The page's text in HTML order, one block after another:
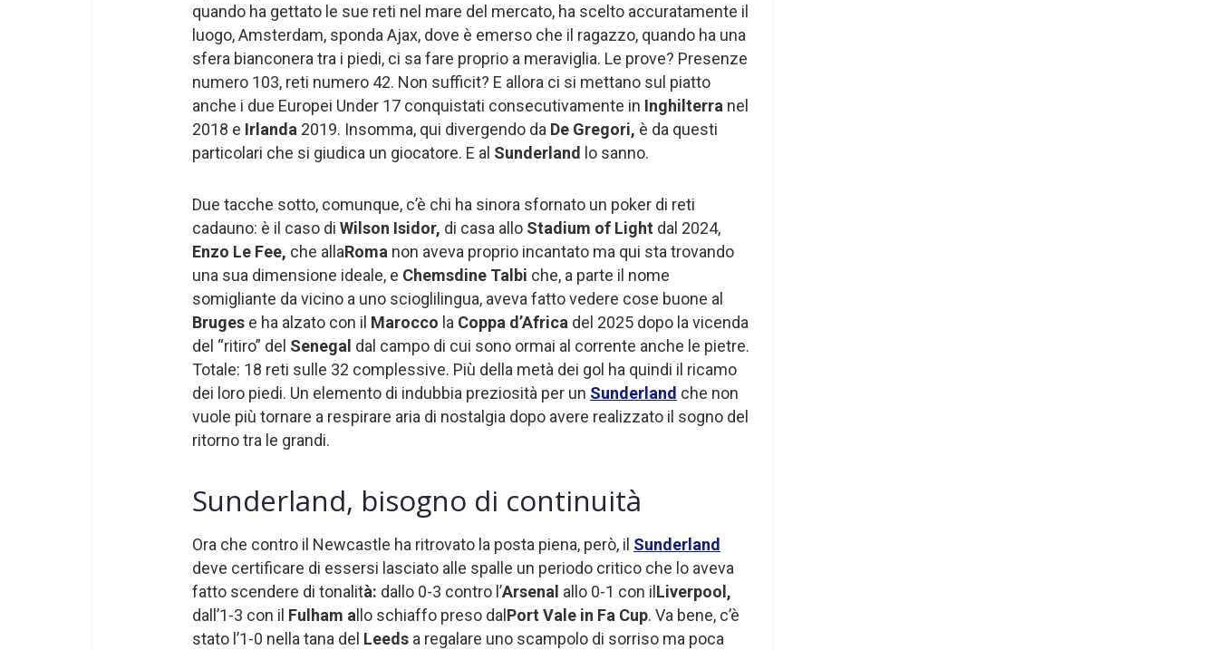
quando ha gettato le sue reti nel mare del mercato, ha scelto accuratamente il
luogo, Amsterdam, sponda Ajax, dove è emerso che il ragazzo, quando ha una
sfera bianconera tra i piedi, ci sa fare proprio a meraviglia. Le prove? Presenze
numero 103, reti numero 42. Non sufficit? E allora ci si mettano sul piatto
anche i due Europei Under 17 conquistati consecutivamente in Inghilterra nel
2018 e Irlanda 2019. Insomma, qui divergendo da De Gregori, è da questi
particolari che si giudica un giocatore. E al Sunderland lo sanno.
Due tacche sotto, comunque, c’è chi ha sinora sfornato un poker di reti
cadauno: è il caso di Wilson Isidor, di casa allo Stadium of Light dal 2024,
Enzo Le Fee, che allaRoma non aveva proprio incantato ma qui sta trovando
una sua dimensione ideale, e Chemsdine Talbi che, a parte il nome
somigliante da vicino a uno scioglilingua, aveva fatto vedere cose buone al
Bruges e ha alzato con il Marocco la Coppa d’Africa del 2025 dopo la vicenda
del “ritiro” del Senegal dal campo di cui sono ormai al corrente anche le pietre.
Totale: 18 reti sulle 32 complessive. Più della metà dei gol ha quindi il ricamo
dei loro piedi. Un elemento di indubbia preziosità per un Sunderland che non
vuole più tornare a respirare aria di nostalgia dopo avere realizzato il sogno del
ritorno tra le grandi.
Sunderland, bisogno di continuità
Ora che contro il Newcastle ha ritrovato la posta piena, però, il Sunderland
deve certificare di essersi lasciato alle spalle un periodo critico che lo aveva
fatto scendere di tonalità: dallo 0-3 contro l’Arsenal allo 0-1 con il Liverpool,
dall’1-3 con il Fulham a llo schiaffo preso dal Port Vale in Fa Cup. Va bene, c’è
stato l’1-0 nella tana del Leeds a regalare uno scampolo di sorriso ma poca